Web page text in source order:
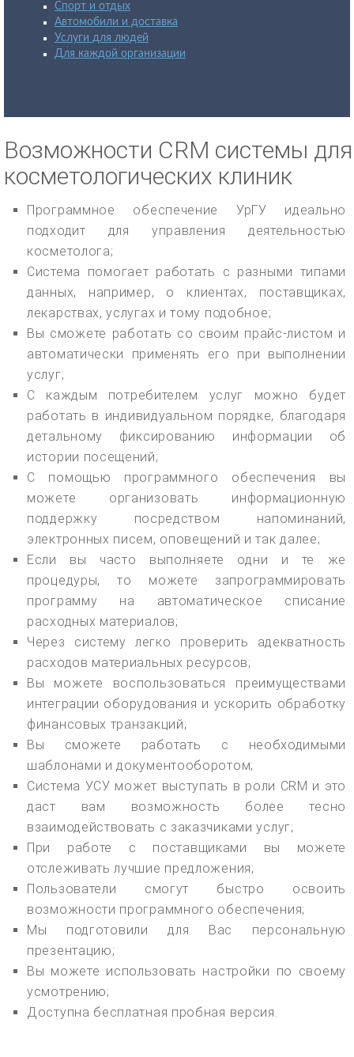
Спорт и отдых
Автомобили и доставка
Услуги для людей
Для каждой организации
Возможности CRM системы для
косметологических клиник
Программное обеспечение УрГУ идеально
подходит для управления деятельностью
косметолога;
Система помогает работать с разными типами
данных, например, о клиентах, поставщиках,
лекарствах, услугах и тому подобное;
Вы сможете работать со своим прайс-листом и
автоматически применять его при выполнении
услуг;
С каждым потребителем услуг можно будет
работать в индивидуальном порядке, благодаря
детальному фиксированию информации об
истории посещений;
С помощью программного обеспечения вы
можете организовать информационную
поддержку посредством напоминаний,
электронных писем, оповещений и так далее;
Если вы часто выполняете одни и те же
процедуры, то можете запрограммировать
программу на автоматическое списание
расходных материалов;
Через систему легко проверить адекватность
расходов материальных ресурсов;
Вы можете воспользоваться преимуществами
интеграции оборудования и ускорить обработку
финансовых транзакций;
Вы сможете работать с необходимыми
шаблонами и документооборотом;
Система УСУ может выступать в роли CRM и это
даст вам возможность более тесно
взаимодействовать с заказчиками услуг;
При работе с поставщиками вы можете
отслеживать лучшие предложения;
Пользователи смогут быстро освоить
возможности программного обеспечения;
Мы подготовили для Вас персональную
презентацию;
Вы можете использовать настройки по своему
усмотрению;
Доступна бесплатная пробная версия.